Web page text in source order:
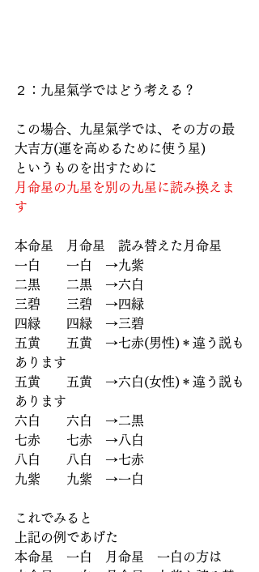
２：九星氣学ではどう考える？
この場合、九星氣学では、その方の最
大吉方(運を高めるために使う星)
というものを出すために
月命星の九星を別の九星に読み換えま
す
本命星　月命星　読み替えた月命星
一白　　一白　→九紫
二黒　　二黒　→六白
三碧　　三碧　→四緑
四緑　　四緑　→三碧
五黄　　五黄　→七赤(男性)＊違う説も
あります
五黄　　五黄　→六白(女性)＊違う説も
あります
六白　　六白　→二黒
七赤　　七赤　→八白
八白　　八白　→七赤
九紫　　九紫　→一白
これでみると
上記の例であげた
本命星　一白　月命星　一白の方は